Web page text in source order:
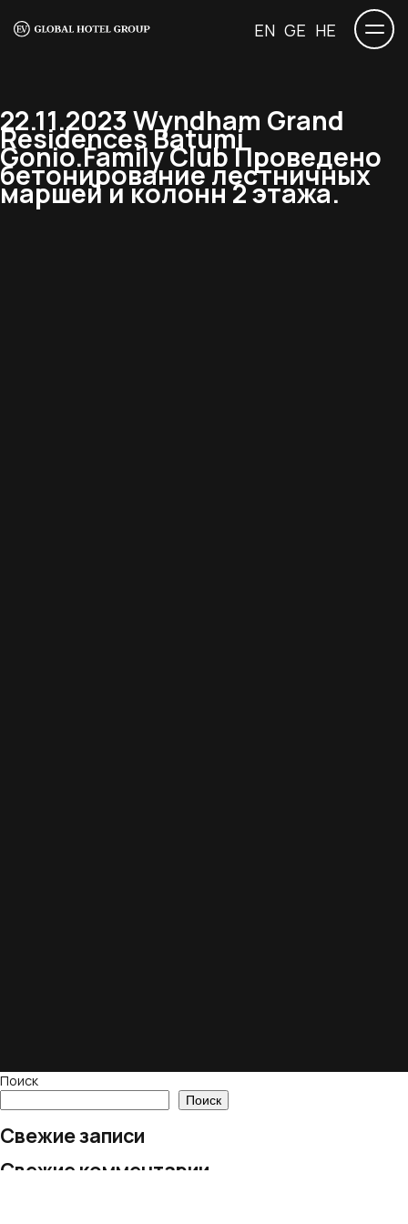
EN GE HE
22.11.2023 Wyndham Grand
Residences Batumi
Gonio.Family Club Проведено
бетонирование лестничных
маршей и колонн 2 этажа.
Поиск
Поиск
Свежие записи
Свежие комментарии